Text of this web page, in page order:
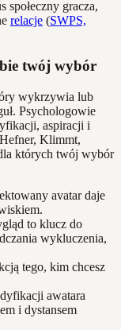
społeczny gracza,
relacje (SWPS,
twój wybór
wykrzywia lub
Psychologowie
aspiracji i
Klimmt,
których twój wybór
avatar daje
to klucz do
wykluczenia,
tego, kim chcesz
awatara
i dystansem